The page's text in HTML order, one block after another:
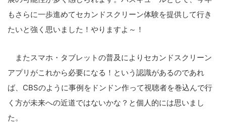
もさらに一歩進めてセカンドスクリーン体験を提供して行き
たいと強く思いました！やりますよ～！
またスマホ・タブレットの普及によりセカンドスクリーン
アプリがこれから必要になる！という認識があるのであれ
ば、CBSのように事例をドンドン作って視聴者を巻込んで行
く方が未来への近道ではないかな？と個人的には思いまし
た。